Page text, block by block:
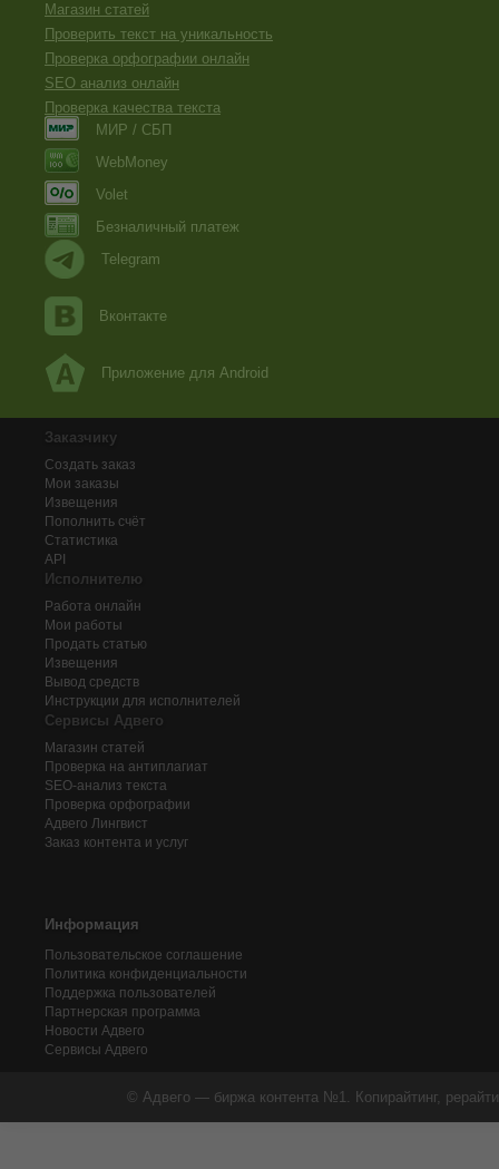
Магазин статей
Проверить текст на уникальность
Проверка орфографии онлайн
SEO анализ онлайн
Проверка качества текста
МИР / СБП
WebMoney
Volet
Безналичный платеж
Telegram
Вконтакте
Приложение для Android
Заказчику
Создать заказ
Мои заказы
Извещения
Пополнить счёт
Статистика
API
Исполнителю
Работа онлайн
Мои работы
Продать статью
Извещения
Вывод средств
Инструкции для исполнителей
Сервисы Адвего
Магазин статей
Проверка на антиплагиат
SEO-анализ текста
Проверка орфографии
Адвего Лингвист
Заказ контента и услуг
Информация
Пользовательское соглашение
Политика конфиденциальности
Поддержка пользователей
Партнерская программа
Новости Адвего
Сервисы Адвего
© Адвего — биржа контента №1. Копирайтинг,